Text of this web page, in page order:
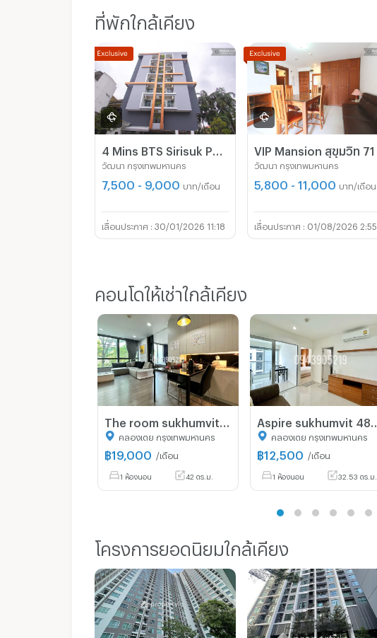
ที่พักใกล้เคียง
วัฒนา กรุงเทพมหานคร
7,500 - 9,000 บาท/เดือน
30/01/2026 11:18
VIP Mansion สุขุมวิท 71
วัฒนา กรุงเทพมหานคร
5,800 - 11,000 บาท/เดือน
01/08/2026 2:55
คอนโดให้เช่าใกล้เคียง
คลองเตย กรุงเทพมหานคร
฿19,000 /เดือน
1 ห้องนอน 42 ตร.ม.
คลองเตย กรุงเทพมหานคร
฿12,500 /เดือน
1 ห้องนอน 32.53 ตร.ม.
โครงการยอดนิยมใกล้เคียง